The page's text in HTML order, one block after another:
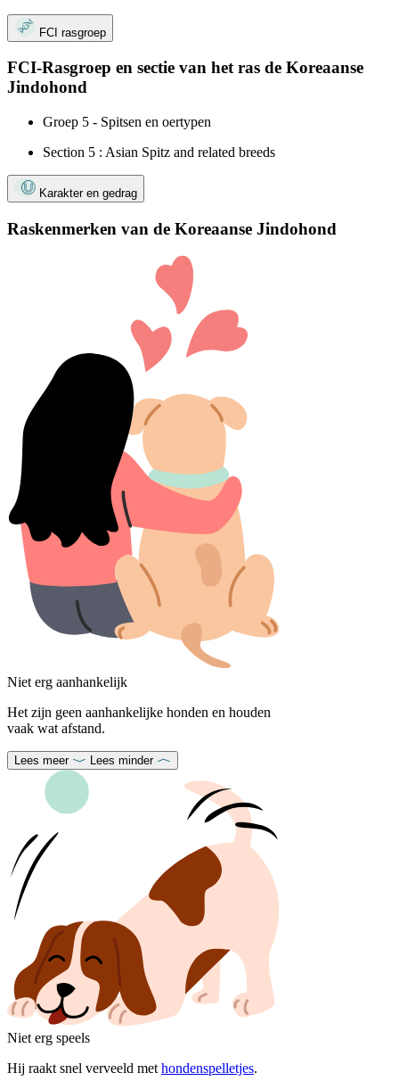
FCI rasgroep
FCI-Rasgroep en sectie van het ras de Koreaanse
Jindohond
Groep 5 - Spitsen en oertypen
Section 5 : Asian Spitz and related breeds
Karakter en gedrag
Raskenmerken van de Koreaanse Jindohond
Niet erg aanhankelijk
Het zijn geen aanhankelijke honden en houden
vaak wat afstand.
Lees meer Lees minder
Niet erg speels
Hij raakt snel verveeld met hondenspelletjes.